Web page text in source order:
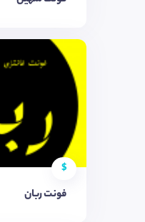
$
فونت ربان